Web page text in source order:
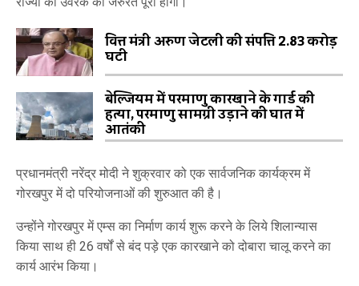
वित्त मंत्री अरुण जेटली की संपत्ति 2.83 करोड़
घटी
बेल्जियम में परमाणु कारखाने के गार्ड की
हत्या, परमाणु सामग्री उड़ाने की घात में
आतंकी
प्रधानमंत्री नरेंद्र मोदी ने शुक्रवार को एक सार्वजनिक कार्यक्रम में
गोरखपुर में दो परियोजनाओं की शुरुआत की है।
उन्होंने गोरखपुर में एम्स का निर्माण कार्य शुरू करने के लिये शिलान्यास
किया साथ ही 26 वर्षों से बंद पड़े एक कारखाने को दोबारा चालू करने का
कार्य आरंभ किया।